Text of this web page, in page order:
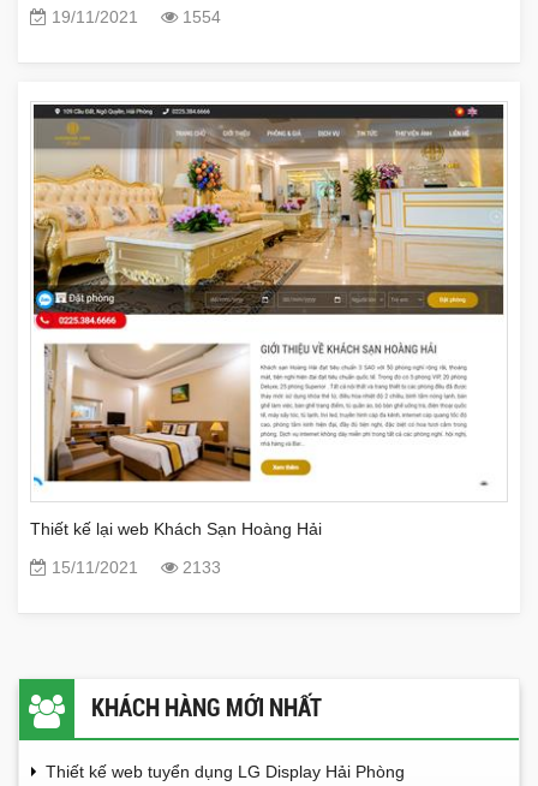
19/11/2021
1554
Thiết kế lại web Khách Sạn Hoàng Hải
15/11/2021
2133
KHÁCH HÀNG MỚI NHẤT
Thiết kế web tuyển dụng LG Display Hải Phòng